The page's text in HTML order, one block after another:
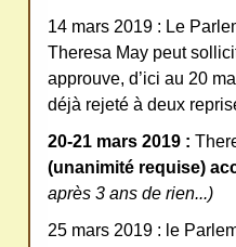
14 mars 2019 : Le
Theresa May peut
approuve, d’ici au 20
déjà rejeté à deux
20-21 mars 2019 :
(unanimité requise)
après 3 ans de rien...)
25 mars 2019 : le